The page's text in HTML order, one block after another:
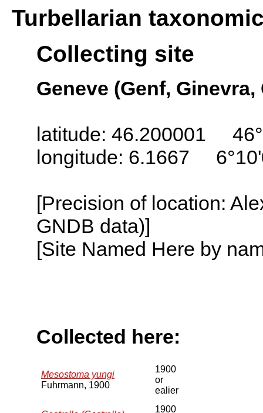
Turbellarian
Collecting site
Geneve (Genf,
latitude: 46.200001
longitude: 6.1667
[Precision of location:
GNDB data)]
[Site Named Here by
Collected here:
Mesostoma yungi
Fuhrmann, 1900
1900
or
ealier
1900